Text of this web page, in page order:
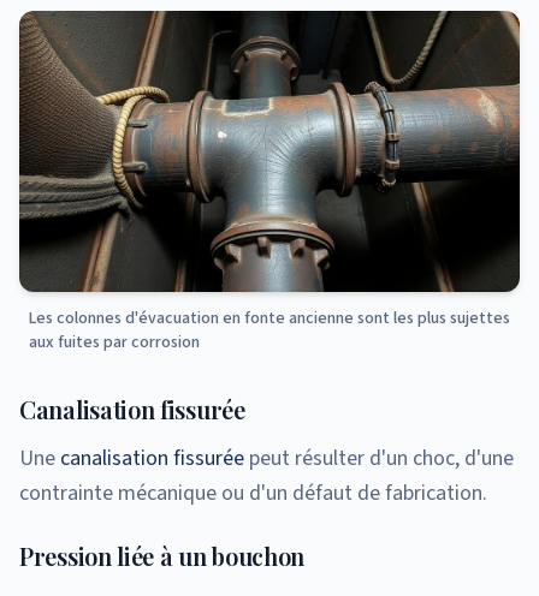
Les colonnes d'évacuation en fonte ancienne sont les plus sujettes
aux fuites par corrosion
Canalisation fissurée
Une canalisation fissurée peut résulter d'un choc, d'une
contrainte mécanique ou d'un défaut de fabrication.
Pression liée à un bouchon